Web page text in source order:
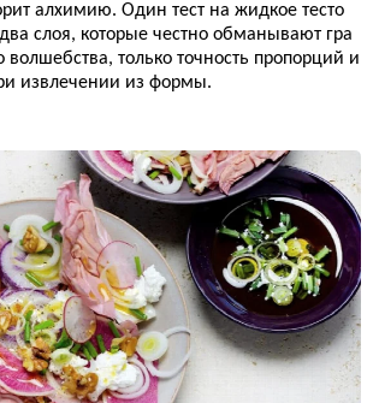
алхимию. Один тест на жидкое тесто
слоя, которые честно обманывают гра
только точность пропорций и
извлечении из формы.